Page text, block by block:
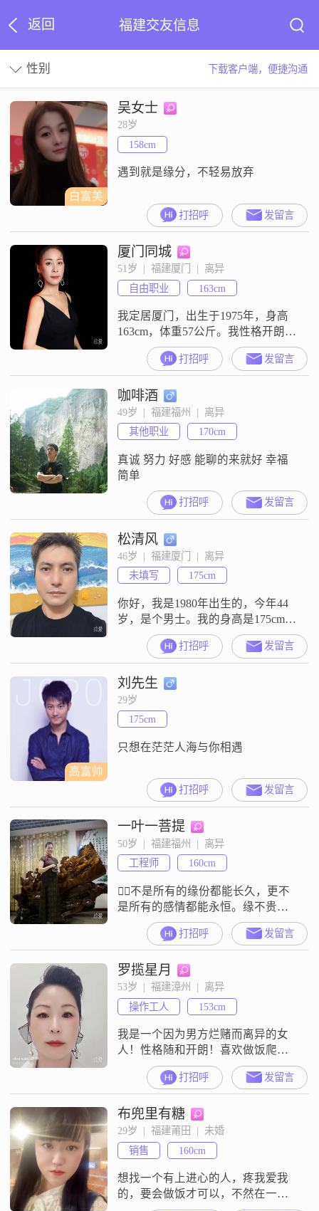
返回 福建交友信息
性别 下载客户端，便捷沟通
白富美
吴女士
28岁
158cm
遇到就是缘分，不轻易放弃
打招呼 发留言
厦门同城
51岁  |  福建厦门  |  离异
自由职业
163cm
我定居厦门，出生于1975年，身高
163cm，体重57公斤。我性格开朗，
喜欢笑，喜欢享受慢节奏的生活。
我热爱户外活动，尤其喜欢爬山散
步，这让我能够放松心情，享受大
自然的美好。在感情方面，我情绪
稳定，热爱生活，非常看重互相尊
重和理解。我认为浪漫的仪式感是
维持关系的重要因素，能够让彼此
感受到特别的爱意。我希望能够找
到一个与
打招呼 发留言
咖啡酒
49岁  |  福建福州  |  离异
其他职业
170cm
真诚 努力 好感 能聊的来就好 幸福
简单
打招呼 发留言
松清风
46岁  |  福建厦门  |  离异
未填写
175cm
你好，我是1980年出生的，今年44
岁，是个男士。我的身高是175cm，
目前在厦门工作。关于学历，我是
高中及以下。我的月收入在5001元
到8000元这个区间。在性格和观念
上，我是一个真诚可靠的人，平时
生活里比较勤俭节约，也比较注重
家庭。我觉得过日子要活在当下，
同时我也非常看重包容理解，希望
两个人相处的时候能互相体谅。对
打招呼 发留言
高富帅
刘先生
29岁
175cm
只想在茫茫人海与你相遇
打招呼 发留言
一叶一菩提
50岁  |  福建福州  |  离异
工程师
160cm
不是所有的缘份都能长久，更不
是所有的感情都能永恒。缘不贵
多，贵在风雨同行；情不论久，重
在用心经营。人与人都渴望被认
同，以心沟通才能引起共鸣；心与
心都希望被读懂，理解包容才能慰
藉心灵。
打招呼 发留言
罗揽星月
53岁  |  福建漳州  |  离异
操作工人
153cm
我是一个因为男方烂赌而离异的女
人！性格随和开朗！喜欢做饭爬山
旅游！做过的行业很多！曾经摆过
地摊！开过服装实体店！卖过卤
菜！做过大锅饭！但是这年头做生
意太难了！也想过明年是否考虑要
不要做小地锅或者是做锅巴饭！做
点小生意混混日子算了！目前是在
福建漳州打游击！如果有不嫌弃我
的人！我想告诉你，你就是我漫长
岁月里最温柔的牵挂，是
打招呼 发留言
布兜里有糖
29岁  |  福建莆田  |  未婚
销售
160cm
想找一个有上进心的人，疼我爱我
的，要会做饭才可以，不然在一起